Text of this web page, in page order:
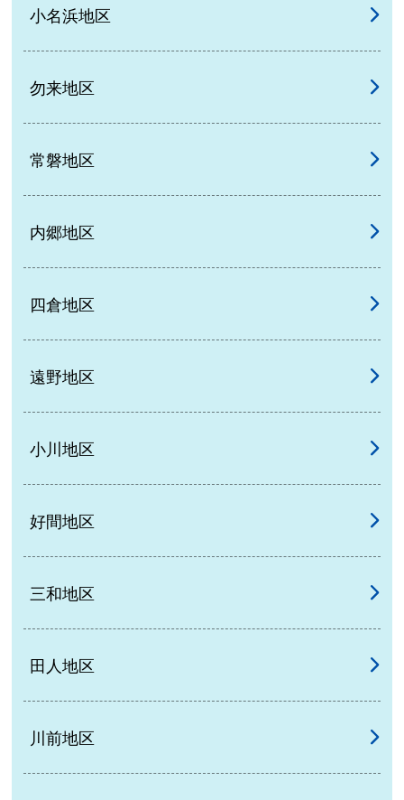
小名浜地区
勿来地区
常磐地区
内郷地区
四倉地区
遠野地区
小川地区
好間地区
三和地区
田人地区
川前地区